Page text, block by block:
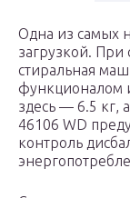
Одна из самых
загрузкой. При
стиральная
функционалом
здесь — 6.5 кг,
46106 WD
контроль